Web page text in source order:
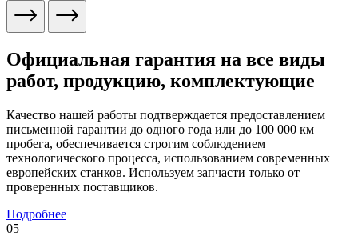
Официальная гарантия на все виды
работ, продукцию, комплектующие
Качество нашей работы подтверждается предоставлением
письменной гарантии до одного года или до 100 000 км
пробега, обеспечивается строгим соблюдением
технологического процесса, использованием современных
европейских станков. Используем запчасти только от
проверенных поставщиков.
Подробнее
05